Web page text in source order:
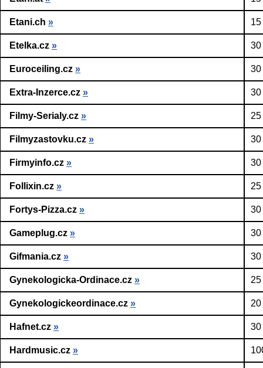
Etani.ch »
Etelka.cz » 30
Euroceiling.cz » 30
Extra-Inzerce.cz » 30
Filmy-Serialy.cz »
Filmyzastovku.cz » 30
Firmyinfo.cz » 30
Follixin.cz »
Fortys-Pizza.cz » 30
Gameplug.cz » 30
Gifmania.cz » 30
Gynekologicka-Ordinace.cz »
Gynekologickeordinace.cz »
Hafnet.cz » 30
Hardmusic.cz »